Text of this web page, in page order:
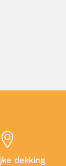
dekking